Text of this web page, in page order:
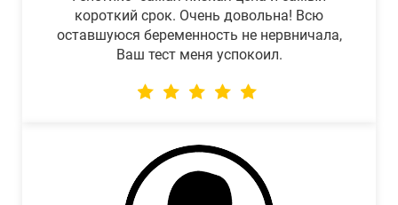
короткий срок. Очень довольна! Всю
оставшуюся беременность не нервничала,
Ваш тест меня успокоил.